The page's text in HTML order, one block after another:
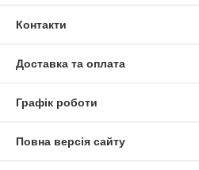
Контакти
Доставка та оплата
Графік роботи
Повна версія сайту